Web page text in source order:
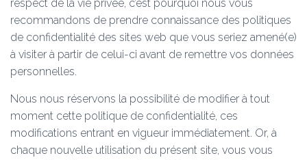
respect de la vie privée, c’est pourquoi nous vous
recommandons de prendre connaissance des politiques
de confidentialité des sites web que vous seriez amené(e)
à visiter à partir de celui-ci avant de remettre vos données
personnelles.
Nous nous réservons la possibilité de modifier à tout
moment cette politique de confidentialité, ces
modifications entrant en vigueur immédiatement. Or, à
chaque nouvelle utilisation du présent site, vous vous